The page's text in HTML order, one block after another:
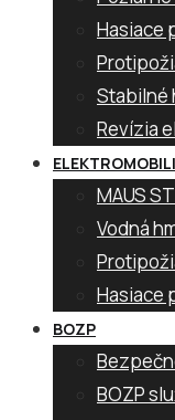
Hasiace
Stabilné
Revízia
MAUS
Vodná
Hasiace
BOZP
BOZP